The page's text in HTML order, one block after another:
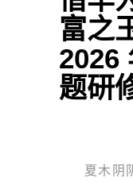
富之
2026
题研
夏木阴